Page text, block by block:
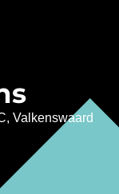
Valkenswaard